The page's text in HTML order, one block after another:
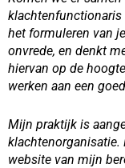
klachtenfunctionaris
het formuleren van
onvrede, en denkt
hiervan op de
werken aan een
Mijn praktijk is
klachtenorganisatie.
website van mijn